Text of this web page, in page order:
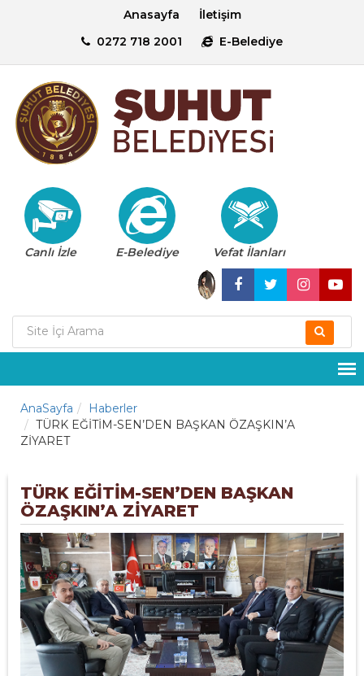
Anasayfa
İletişim
0272 718 2001
E-Belediye
Canlı İzle E-Belediye Vefat İlanları
AnaSayfa
Haberler
TÜRK EĞİTİM-SEN’DEN BAŞKAN ÖZAŞKIN’A
ZİYARET
TÜRK EĞİTİM-SEN’DEN BAŞKAN
ÖZAŞKIN’A ZİYARET